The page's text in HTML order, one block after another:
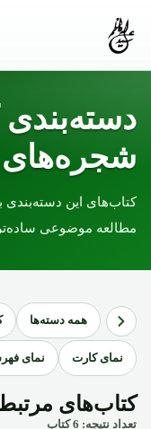
دسته‌بندی
شجره‌های
کتاب‌های این
مطالعه موضوعی
همه دسته‌ها
نمای کارت نمای
کتاب‌های
تعداد نتیجه: 6 کتاب